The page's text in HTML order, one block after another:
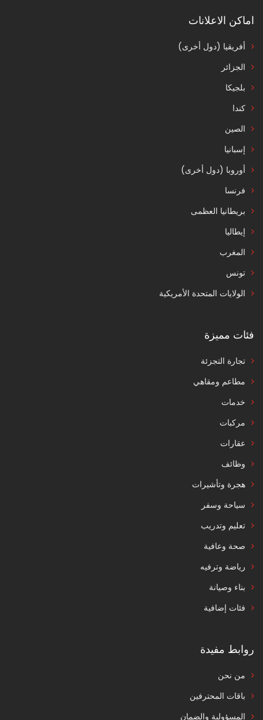
اماكن الاعلانات
أفريقيا (دول أخرى)
الجزائر
بلجيكا
كندا
الصين
إسبانيا
أوروبا (دول أخرى)
فرنسا
بريطانيا العظمى
إيطاليا
المغرب
تونس
الولايات المتحدة الأمريكية
فئات مميزة
تجارة التجزئة
مطاعم ومقاهي
خدمات
مركبات
عقارات
وظائف
هجرة وتأشيرات
سياحة وسفر
تعليم وتدريب
صحة وعافية
رياضة وترفيه
بناء وصيانة
فئات إضافية
روابط مفيدة
من نحن
باقات المحترفين
المسؤولية والضمان